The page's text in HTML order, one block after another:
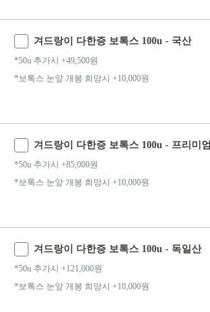
겨드랑이 다한증 보톡스 100u - 국산
*50u 추가시 +49,500원
*보톡스 눈앞 개봉 희망시 +10,000원
겨드랑이 다한증 보톡스 100u - 프리미엄
*50u 추가시 +85,000원
*보톡스 눈앞 개봉 희망시 +10,000원
겨드랑이 다한증 보톡스 100u - 독일산
*50u 추가시 +121,000원
*보톡스 눈앞 개봉 희망시 +10,000원